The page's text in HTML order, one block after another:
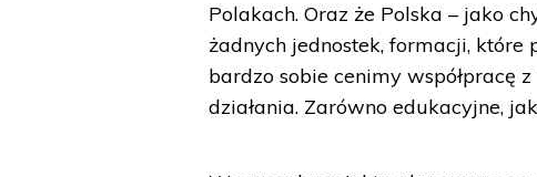
Polakach. Oraz że Polska – jako
żadnych jednostek, formacji,
bardzo sobie cenimy współpracę
działania. Zarówno edukacyjne,